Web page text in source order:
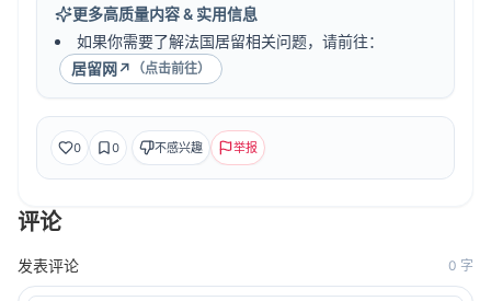
更多高质量内容 & 实用信息
如果你需要了解法国居留相关问题，请前往：
居留网↗ （点击前往）
0 0 不感兴趣 举报
评论
发表评论 0 字